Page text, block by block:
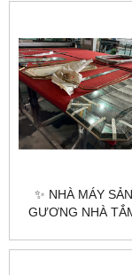
✨ NHÀ MÁY
GƯƠNG NHÀ
TPHCM –